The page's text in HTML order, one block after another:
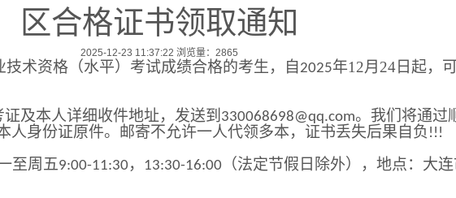
区合格证书领取通知
2025-12-23 11:37:22 浏览量：2865
术资格（水平）考试成绩合格的考生，自 2025年12月 24日起，
及本人详细收件地址，发送到 330068698@qq.com。我们将通过
身份证原件。邮寄不允许一人代领多本，证书丢失后果自负 !!!
至周五9:00-11:30 ， 13:30-16:00 （法定节假日除外），地点：大